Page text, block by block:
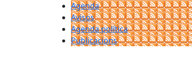
Agenda
Avisos
Agenda política
Publicacions